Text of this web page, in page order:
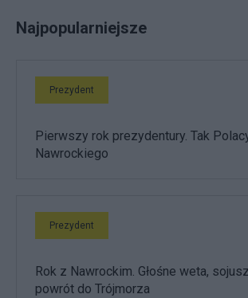
Najpopularniejsze
Prezydent
Pierwszy rok prezydentury. Tak
Nawrockiego
Prezydent
Rok z Nawrockim. Głośne weta,
powrót do Trójmorza